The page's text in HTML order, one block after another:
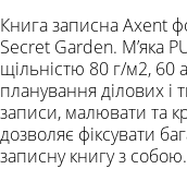
Книга записна Axent
Secret Garden. Мʼяка
щільністю 80 г/м2, 60
планування ділових і
записи, малювати та
дозволяє фіксувати
записну книгу з собою.